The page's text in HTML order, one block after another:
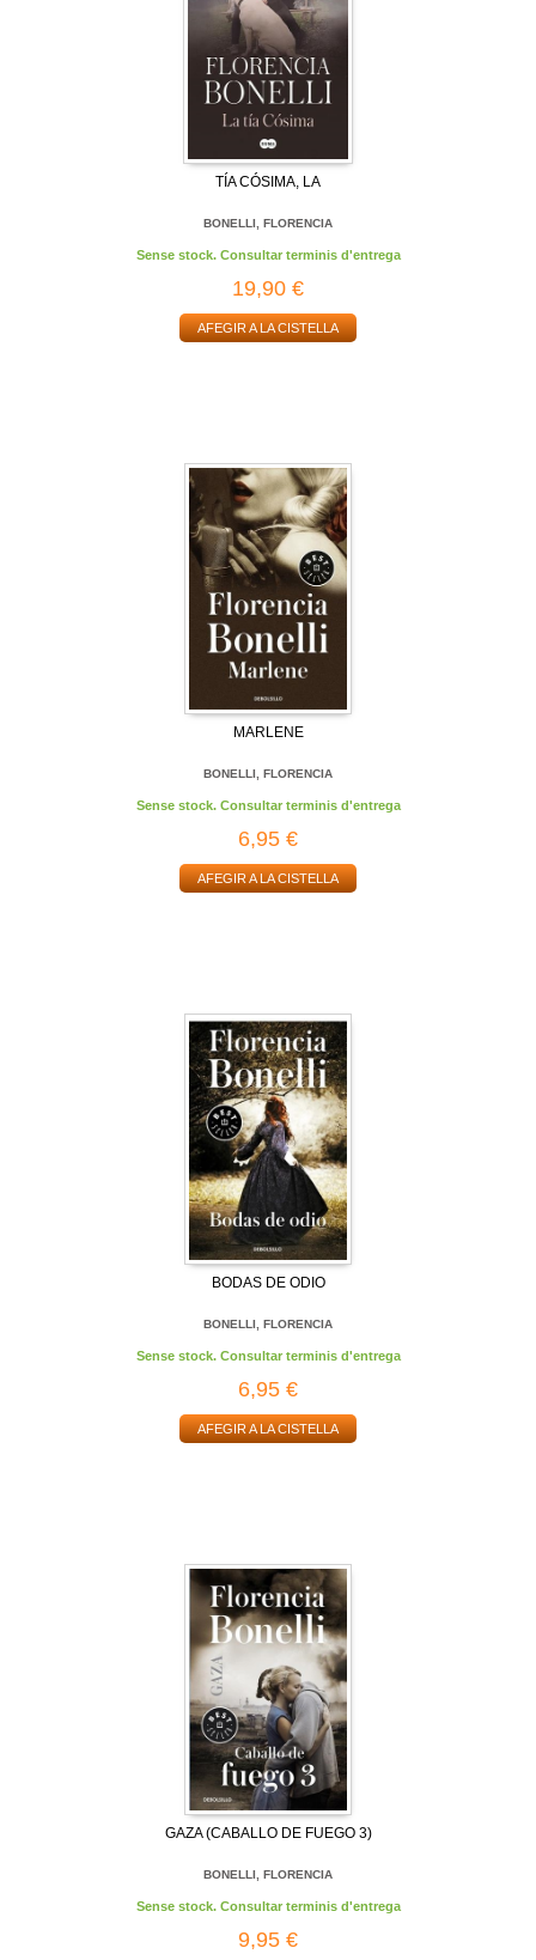
TÍA CÓSIMA, LA
BONELLI, FLORENCIA
Sense stock. Consultar terminis d'entrega
19,90 €
AFEGIR A LA CISTELLA
MARLENE
BONELLI, FLORENCIA
Sense stock. Consultar terminis d'entrega
6,95 €
AFEGIR A LA CISTELLA
BODAS DE ODIO
BONELLI, FLORENCIA
Sense stock. Consultar terminis d'entrega
6,95 €
AFEGIR A LA CISTELLA
GAZA (CABALLO DE FUEGO 3)
BONELLI, FLORENCIA
Sense stock. Consultar terminis d'entrega
9,95 €